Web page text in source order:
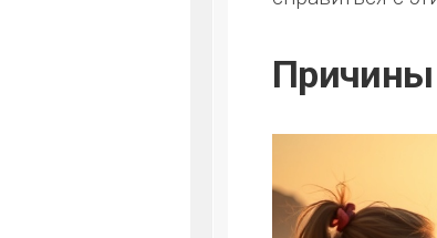
Причины